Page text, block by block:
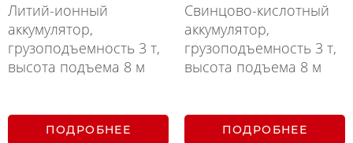
Литий-ионный
аккумулятор,
грузоподъемность 3 т,
высота подъема 8 м
ПОДРОБНЕЕ
Свинцово-кислотный
аккумулятор,
грузоподъемность 3 т,
высота подъема 8 м
ПОДРОБНЕЕ